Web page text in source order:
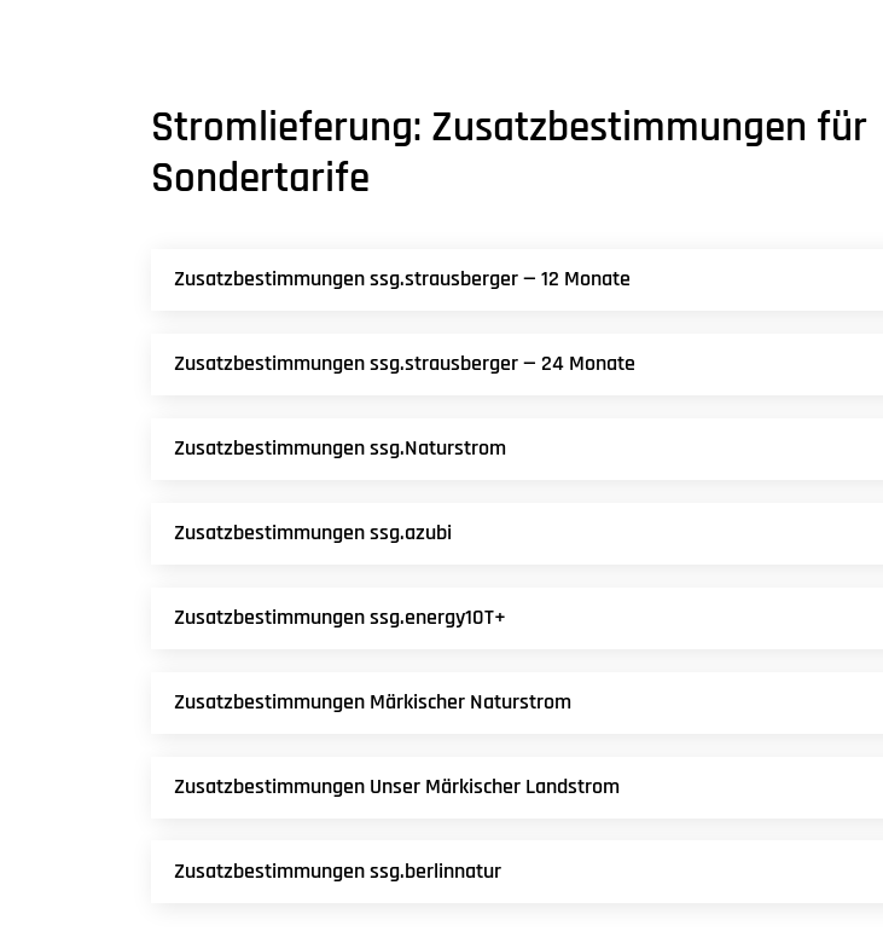
Stromlieferung: Zusatzbestimmungen für
Sondertarife
Zusatzbestimmungen ssg.strausberger — 12 Monate
Zusatzbestimmungen ssg.strausberger — 24 Monate
Zusatzbestimmungen ssg.Naturstrom
Zusatzbestimmungen ssg.azubi
Zusatzbestimmungen ssg.energy10T+
Zusatzbestimmungen Märkischer Naturstrom
Zusatzbestimmungen Unser Märkischer Landstrom
Zusatzbestimmungen ssg.berlinnatur